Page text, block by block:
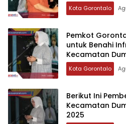
Kota Gorontalo
Pemkot
untuk Benahi
Kecamatan
Kota Gorontalo
Berikut Ini
Kecamatan
2025